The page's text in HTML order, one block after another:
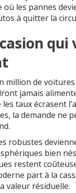
où les pannes
à quitter la
million de
jamais
taux écrasent
la demande ne
robustes
bien
restent
part à la
valeur résiduelle.